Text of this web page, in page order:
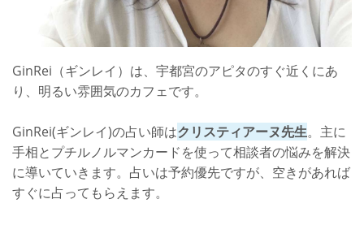
GinRei（ギンレイ）は、宇都宮のアピタのすぐ近くにあ
り、明るい雰囲気のカフェです。
GinRei(ギンレイ)の占い師はクリスティアーヌ先生。主に
手相とプチルノルマンカードを使って相談者の悩みを解決
に導いていきます。占いは予約優先ですが、空きがあれば
すぐに占ってもらえます。